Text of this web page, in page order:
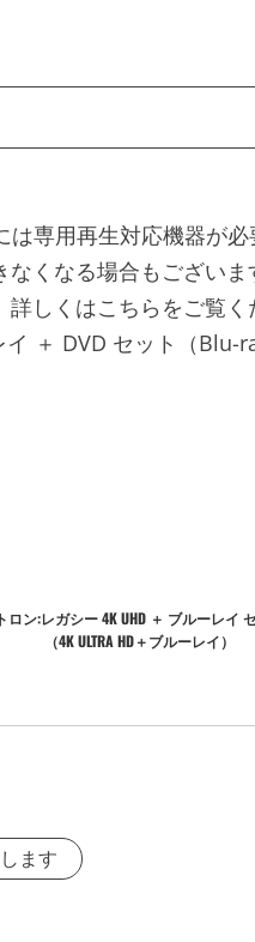
専用再生対応機器が
くなる場合もございま
詳しくはこちらをご覧
＋ DVD セット（Blu-
トロン:レガシー 4K UHD ＋ ブルーレイ
（4K ULTRA HD＋ブルーレイ）
ます